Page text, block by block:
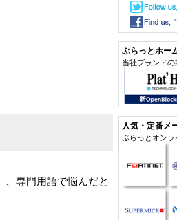
専門用語で悩んだと
ぷらっとホー
当社ブランド
人気・定番メ
ぷらっとオンラ